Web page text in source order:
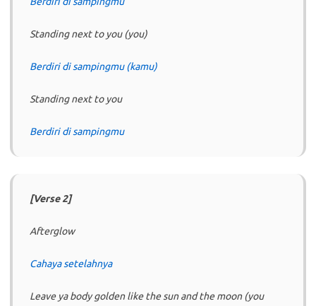
Standing next to you (you)
Berdiri di sampingmu (kamu)
Standing next to you
Berdiri di sampingmu
[Verse 2]
Afterglow
Cahaya setelahnya
Leave ya body golden like the sun and the moon (you